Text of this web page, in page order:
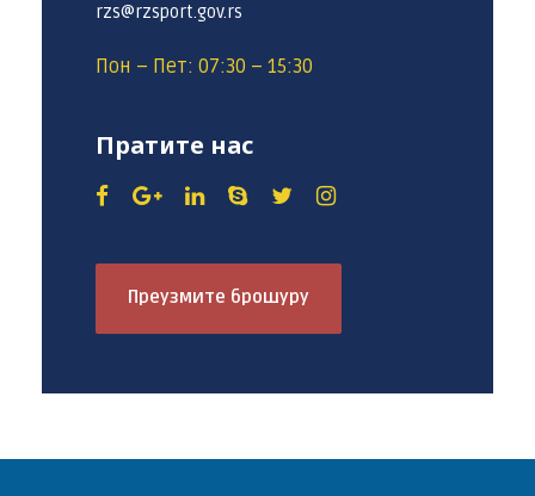
rzs@rzsport.gov.rs
Пон – Пет: 07:30 – 15:30
Пратите нас
Преузмите брошуру